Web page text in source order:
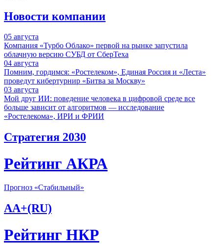
Новости компании
05 августа
Компания «Турбо Облако» первой на рынке запустила
облачную версию СУБД от СберТеха
04 августа
Помним, гордимся: «Ростелеком», Единая Россия и «Леста»
проведут кибертурнир «Битва за Москву»
03 августа
Мой друг ИИ: поведение человека в цифровой среде все
больше зависит от алгоритмов — исследование
«Ростелекома», ИРИ и ФРИИ
Стратегия 2030
Рейтинг АКРА
Прогноз «Стабильный»
AA+(RU)
Рейтинг НКР